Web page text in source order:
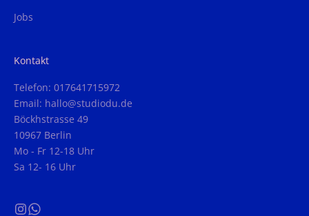
Jobs
Kontakt
Telefon: 017641715972
Email: hallo@studiodu.de
Böckhstrasse 49
10967 Berlin
Mo - Fr 12-18 Uhr
Sa 12- 16 Uhr